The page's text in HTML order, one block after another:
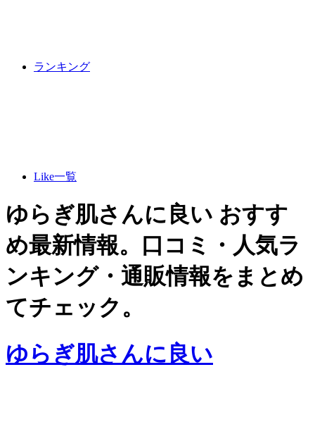
ランキング
Like一覧
ゆらぎ肌さんに良い おすす
め最新情報。口コミ・人気ラ
ンキング・通販情報をまとめ
てチェック。
ゆらぎ肌さんに良い